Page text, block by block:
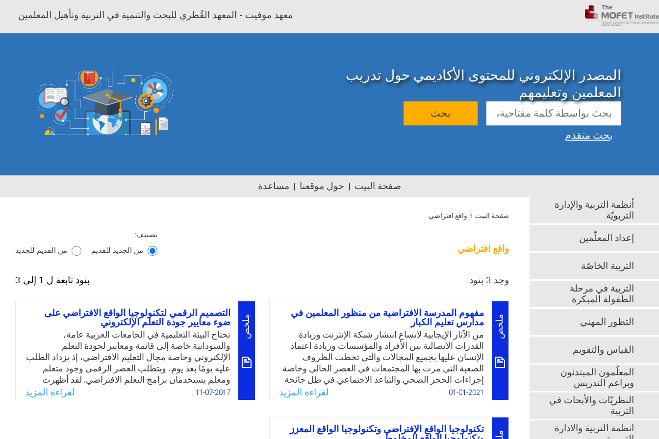
معهد موفيت - المعهد القُطري للبحث والتنمية في التربية وتأهيل المعلمين
المصدر الإلكتروني للمحتوى الأكاديمي حول تدريب
المعلمين وتعليمهم
بحث
بحث متقدم
صفحة البيت حول موقعنا مساعدة
صفحة البيت › واقع افتراضي
واقع افتراضي
تصنيف:
من الجديد للقديم
من القديم للجديد
وجد 3 بنود بنود تابعة ل 1 إلى 3
ملخص
مفهوم المدرسة الافتراضية من منظور المعلمين في
مدارس تعليم الكبار
من الآثار الإيجابية لاتساع انتشار شبكة الإنترنت وزيادة
القدرات الاتصالية بين الأفراد والمؤسسات وزيادة اعتماد
الإنسان عليها بجميع المجالات والتي تخطت الظروف
الصعبة التي مرت بها المجتمعات في العصر الحالي وخاصة
إجراءات الحجر الصحي والتباعد الاجتماعي في ظل جائحة
الكورونا والتي غيّرت الكثير من المفاهيم في أليات العمل
التعليمية. وأدت هذه الجائحة إلى تعطيل توفير التعليم في
جميع أنحاء العالم. ووجدت محاولات عالمية حثيثة لتوظيف
التقنيات الحديثة في التعليم، فأوجدت التعليم الإلكتروني
كمسار مواز للتعليم التقليدي. قطعت المملكة العربية
01-01-2021 لقراءة المزيد
ملخص
التصميم الرقمي لتكنولوجيا الواقع الافتراضي على
ضوء معايير جودة التعلم الإلكتروني
تحتاج البيئة التعليمية في الجامعات العربية عامة،
والسودانية خاصة إلى قائمة ومعايير لجودة التعلم
الإلكتروني وخاصة مجال التعليم الافتراضي، إذ يزداد الطلب
عليه يومًا بعد يوم، ويتطلب العصر الرقمي وجود متعلم
ومعلم يستخدمان برامج التعلم الافتراضي. لقد أظهرت
بعض البحوث أن مديري الجامعات والمعلمين ينظرون إلى
هذا النوع من التعليم كوسيلة للوصول إلى عدد كبير من
11-07-2017 لقراءة المزيد
تكنولوجيا الواقع الإفتراضي وتكنولوجيا الواقع المعزز
أنظمة التربية والإدارة
التربويّة
إعداد المعلّمين
التربية الخاصّة
التربية في مرحلة
الطفولة المبكرة
التطور المهني
القياس والتقويم
المعلّمون المبتدئون
وبراعم التدريس
النظريّات والأبحاث في
التربية
انظمة التربية والادارة